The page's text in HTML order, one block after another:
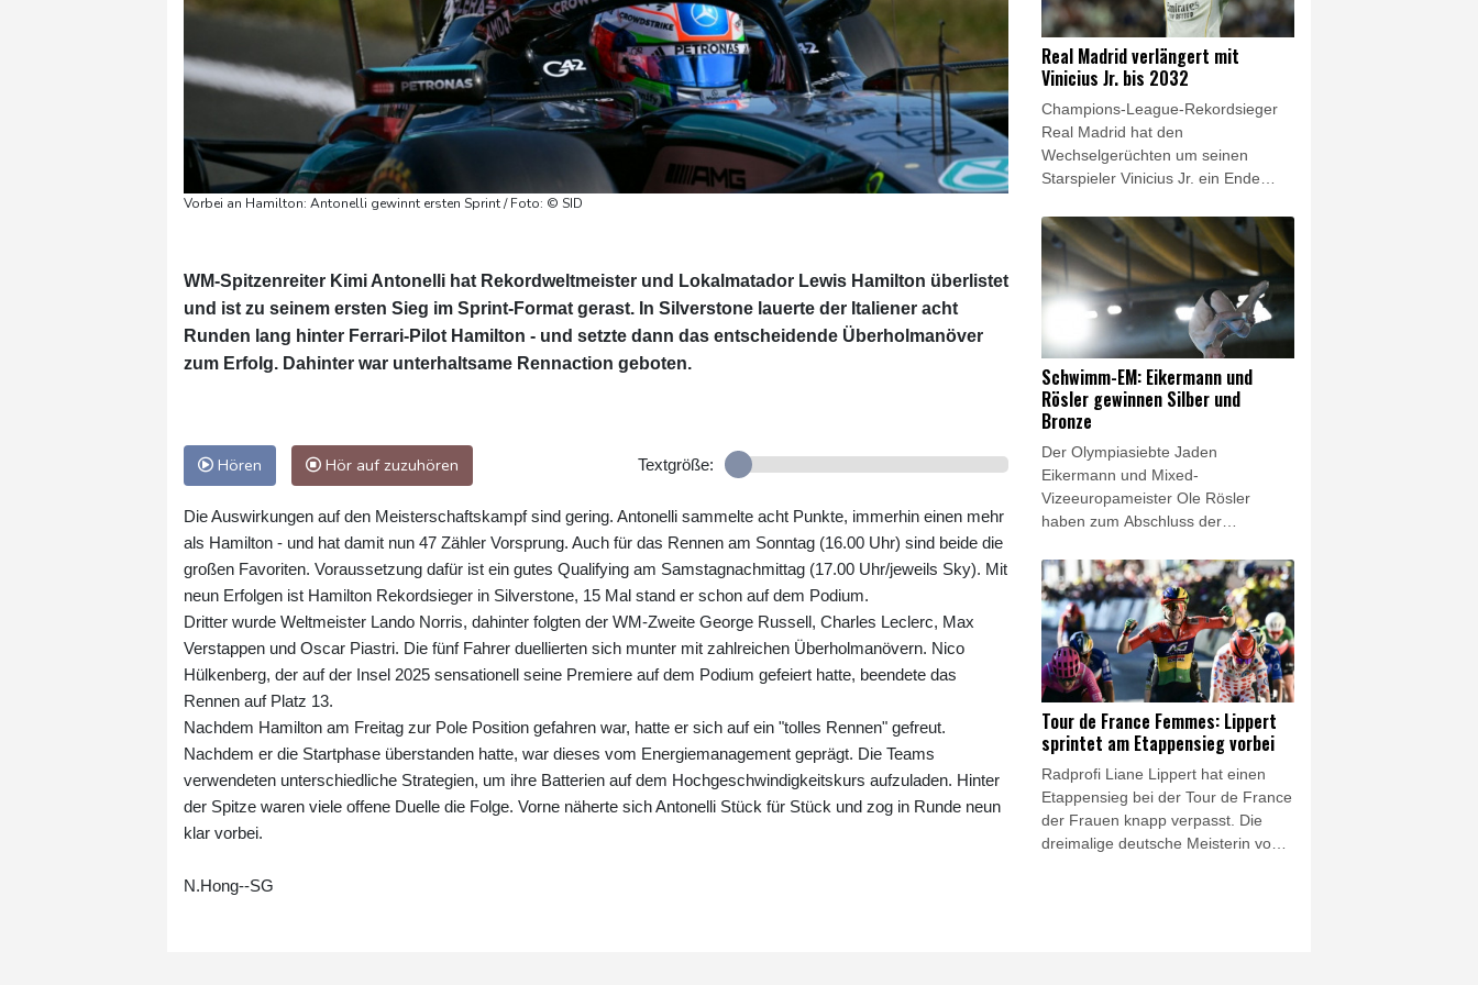
Vorbei an Hamilton: Antonelli gewinnt ersten Sprint / Foto: © SID
WM-Spitzenreiter Kimi Antonelli hat Rekordweltmeister und Lokalmatador Lewis Hamilton überlistet
und ist zu seinem ersten Sieg im Sprint-Format gerast. In Silverstone lauerte der Italiener acht
Runden lang hinter Ferrari-Pilot Hamilton - und setzte dann das entscheidende Überholmanöver
zum Erfolg. Dahinter war unterhaltsame Rennaction geboten.
Hören Hör auf zuzuhören Textgröße:
Die Auswirkungen auf den Meisterschaftskampf sind gering. Antonelli sammelte acht Punkte, immerhin einen mehr
als Hamilton - und hat damit nun 47 Zähler Vorsprung. Auch für das Rennen am Sonntag (16.00 Uhr) sind beide die
großen Favoriten. Voraussetzung dafür ist ein gutes Qualifying am Samstagnachmittag (17.00 Uhr/jeweils Sky). Mit
neun Erfolgen ist Hamilton Rekordsieger in Silverstone, 15 Mal stand er schon auf dem Podium.
Dritter wurde Weltmeister Lando Norris, dahinter folgten der WM-Zweite George Russell, Charles Leclerc, Max
Verstappen und Oscar Piastri. Die fünf Fahrer duellierten sich munter mit zahlreichen Überholmanövern. Nico
Hülkenberg, der auf der Insel 2025 sensationell seine Premiere auf dem Podium gefeiert hatte, beendete das
Rennen auf Platz 13.
Nachdem Hamilton am Freitag zur Pole Position gefahren war, hatte er sich auf ein "tolles Rennen" gefreut.
Nachdem er die Startphase überstanden hatte, war dieses vom Energiemanagement geprägt. Die Teams
verwendeten unterschiedliche Strategien, um ihre Batterien auf dem Hochgeschwindigkeitskurs aufzuladen. Hinter
der Spitze waren viele offene Duelle die Folge. Vorne näherte sich Antonelli Stück für Stück und zog in Runde neun
klar vorbei.
N.Hong--SG
Donnerstag hervor. Zudem
bekräftigte die UEFA, sie habe das
Vertrauen in Infantino verloren.
Auch der südamerikanische
Verband CONMEBOL äußerte sich
erstmals seit Bekanntwerden der
Privatisierungspläne kritisch über
das Gebaren des FIFA-Präsidenten.
Real Madrid verlängert mit
Vinicius Jr. bis 2032
Champions-League-Rekordsieger
Real Madrid hat den
Wechselgerüchten um seinen
Starspieler Vinicius Jr. ein Ende
Leistungsträger langfristig an sich
gebunden. Wie die Königlichen am
Donnerstagabend mitteilten,
unterschrieb der 26-jährige
Brasilianer einen neuen Vertrag bis
zum 30. Juni 2032. Zuletzt war
Vinicius Jr. mit dem englischen
Meister FC Arsenal in Verbindung
gebracht worden.
Schwimm-EM: Eikermann und
Rösler gewinnen Silber und
Bronze
Der Olympiasiebte Jaden
Eikermann und Mixed-
Vizeeuropameister Ole Rösler
haben zum Abschluss der
EM in Paris die neunte und zehnte
Medaille für den Deutschen
Schwimm-Verband (DSV)
gewonnen. Im Einzelfinale vom
Turm am Donnerstag sprang der
21-jährige Eikermann, im
Synchronfinale mit Luis Avila
Sanchez Fünfter und mit dem Team
Siebter, mit 513,05 Punkten zu
Silber.
Tour de France Femmes: Lippert
sprintet am Etappensieg vorbei
Radprofi Liane Lippert hat einen
Etappensieg bei der Tour de France
der Frauen knapp verpasst. Die
dreimalige deutsche Meisterin vom